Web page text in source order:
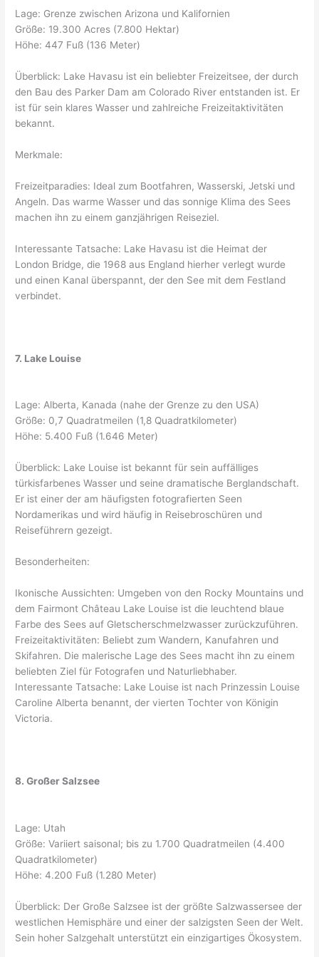
Lage: Grenze zwischen Arizona und Kalifornien
Größe: 19.300 Acres (7.800 Hektar)
Höhe: 447 Fuß (136 Meter)
Überblick: Lake Havasu ist ein beliebter Freizeitsee, der durch
den Bau des Parker Dam am Colorado River entstanden ist. Er
ist für sein klares Wasser und zahlreiche Freizeitaktivitäten
bekannt.
Merkmale:
Freizeitparadies: Ideal zum Bootfahren, Wasserski, Jetski und
Angeln. Das warme Wasser und das sonnige Klima des Sees
machen ihn zu einem ganzjährigen Reiseziel.
Interessante Tatsache: Lake Havasu ist die Heimat der
London Bridge, die 1968 aus England hierher verlegt wurde
und einen Kanal überspannt, der den See mit dem Festland
verbindet.
7. Lake Louise
Lage: Alberta, Kanada (nahe der Grenze zu den USA)
Größe: 0,7 Quadratmeilen (1,8 Quadratkilometer)
Höhe: 5.400 Fuß (1.646 Meter)
Überblick: Lake Louise ist bekannt für sein auffälliges
türkisfarbenes Wasser und seine dramatische Berglandschaft.
Er ist einer der am häufigsten fotografierten Seen
Nordamerikas und wird häufig in Reisebroschüren und
Reiseführern gezeigt.
Besonderheiten:
Ikonische Aussichten: Umgeben von den Rocky Mountains und
dem Fairmont Château Lake Louise ist die leuchtend blaue
Farbe des Sees auf Gletscherschmelzwasser zurückzuführen.
Freizeitaktivitäten: Beliebt zum Wandern, Kanufahren und
Skifahren. Die malerische Lage des Sees macht ihn zu einem
beliebten Ziel für Fotografen und Naturliebhaber.
Interessante Tatsache: Lake Louise ist nach Prinzessin Louise
Caroline Alberta benannt, der vierten Tochter von Königin
Victoria.
8. Großer Salzsee
Lage: Utah
Größe: Variiert saisonal; bis zu 1.700 Quadratmeilen (4.400
Quadratkilometer)
Höhe: 4.200 Fuß (1.280 Meter)
Überblick: Der Große Salzsee ist der größte Salzwassersee der
westlichen Hemisphäre und einer der salzigsten Seen der Welt.
Sein hoher Salzgehalt unterstützt ein einzigartiges Ökosystem.